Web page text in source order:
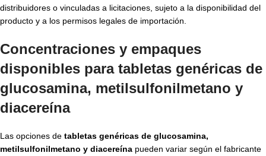
distribuidores o vinculadas a licitaciones, sujeto a la disponibilidad del
producto y a los permisos legales de importación.
Concentraciones y empaques
disponibles para tabletas genéricas de
glucosamina, metilsulfonilmetano y
diacereína
Las opciones de tabletas genéricas de glucosamina,
metilsulfonilmetano y diacereína pueden variar según el fabricante